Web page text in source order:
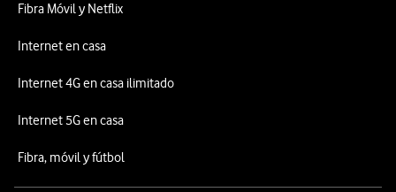
Fibra Móvil y Netflix
Internet en casa
Internet 4G en casa ilimitado
Internet 5G en casa
Fibra, móvil y fútbol